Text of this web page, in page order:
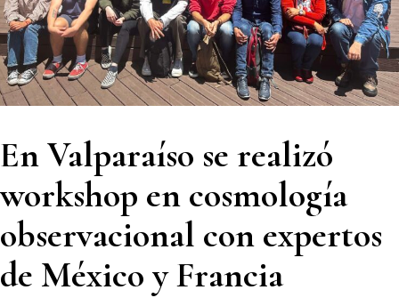
En Valparaíso se realizó
workshop en cosmología
observacional con expertos
de México y Francia